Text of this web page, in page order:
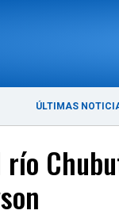
ÚLTIMAS
río